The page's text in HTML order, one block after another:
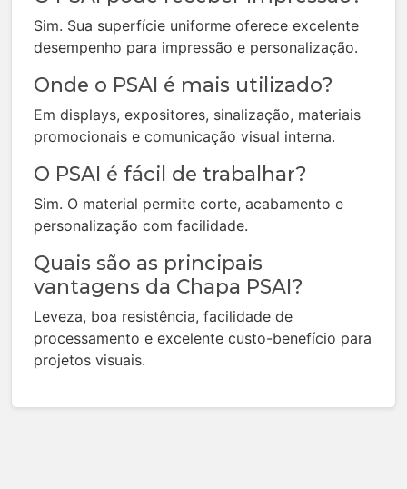
Sim. Sua superfície uniforme oferece excelente
desempenho para impressão e personalização.
Onde o PSAI é mais utilizado?
Em displays, expositores, sinalização, materiais
promocionais e comunicação visual interna.
O PSAI é fácil de trabalhar?
Sim. O material permite corte, acabamento e
personalização com facilidade.
Quais são as principais
vantagens da Chapa PSAI?
Leveza, boa resistência, facilidade de
processamento e excelente custo-benefício para
projetos visuais.